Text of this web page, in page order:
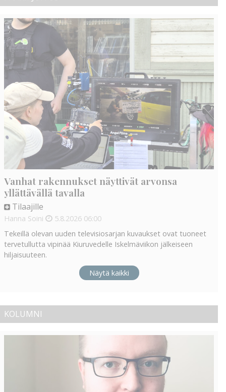
Vanhat rakennukset näyttivät arvonsa
yllättävällä tavalla
Tilaajille
Hanna Soini 5.8.2026 06:00
Tekeillä olevan uuden televisiosarjan kuvaukset ovat tuoneet
tervetullutta vipinää Kiuruvedelle Iskelmäviikon jälkeiseen
hiljaisuuteen.
Näytä kaikki
KOLUMNI